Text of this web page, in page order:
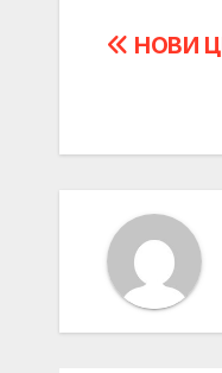
Post
НОВИ